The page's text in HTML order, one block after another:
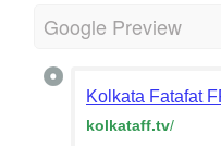
Google Preview
Kolkata Fatafat
kolkataff.tv/